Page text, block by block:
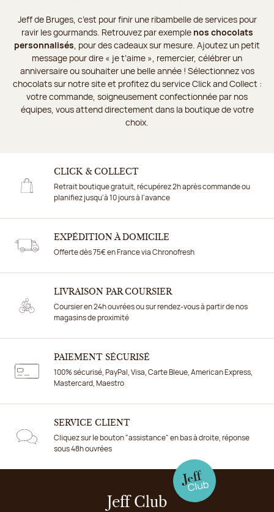
Jeff de Bruges, c’est pour finir une ribambelle de services pour
ravir les gourmands. Retrouvez par exemple nos chocolats
personnalisés , pour des cadeaux sur mesure. Ajoutez un petit
message pour dire « je t’aime », remercier, célébrer un
anniversaire ou souhaiter une belle année ! Sélectionnez vos
chocolats sur notre site et profitez du service Click and Collect :
votre commande, soigneusement confectionnée par nos
équipes, vous attend directement dans la boutique de votre
choix.
CLICK & COLLECT
Retrait boutique gratuit, récupérez 2h après commande ou
planifiez jusqu'à 10 jours à l'avance
EXPÉDITION À DOMICILE
Offerte dès 75€ en France via Chronofresh
LIVRAISON PAR COURSIER
Coursier en 24h ouvrées ou sur rendez-vous à partir de nos
magasins de proximité
PAIEMENT SÉCURISÉ
100% sécurisé, PayPal, Visa, Carte Bleue, American Express,
Mastercard, Maestro
SERVICE CLIENT
Cliquez sur le bouton "assistance" en bas à droite, réponse
sous 48h ouvrées
Jeff Club